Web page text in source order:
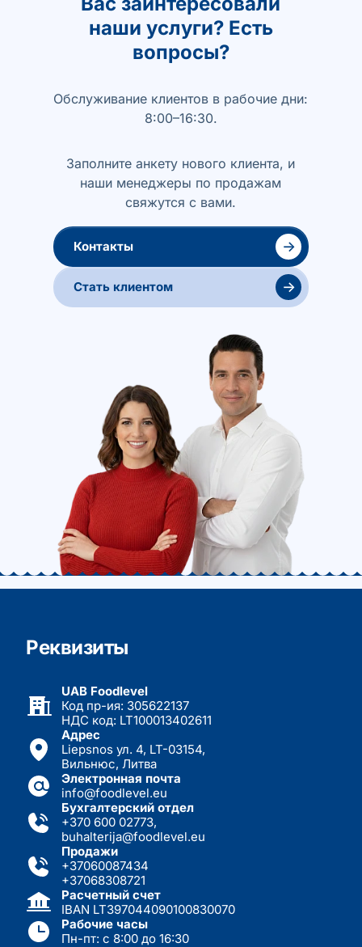
наши услуги? Есть
вопросы?
Обслуживание клиентов в рабочие дни:
8:00–16:30.
Заполните анкету нового клиента, и
наши менеджеры по продажам
свяжутся с вами.
Контакты →
Стать клиентом →
Реквизиты
UAB Foodlevel
Код пр-ия: 305622137
НДС код: LT100013402611
Адрес
Liepsnos ул. 4, LT-03154,
Вильнюс, Литва
Электронная почта
info@foodlevel.eu
Бухгалтерский отдел
+370 600 02773,
buhalterija@foodlevel.eu
Продажи
+37060087434
+37068308721
Расчетный счет
IBAN LT397044090100830070
Рабочие часы
Пн-пт: с 8:00 до 16:30